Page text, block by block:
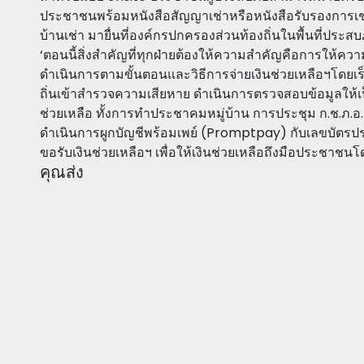
ประชาชนพร้อมหนังสือสัญญาเช่าหรือหนังสือรับรองการ
บ้านเช่า มายื่นที่องค์กรปกครองส่วนท้องถิ่นในพื้นที่ประสบ
‘ตอนนี้สิ่งสำคัญที่ทุกฝ่ายต้องให้ความสำคัญคือการให้คว
ดำเนินการตามขั้นตอนและวิธีการจ่ายเงินช่วยเหลือฯโดย
ถิ่นเข้าสำรวจความเสียหาย ดำเนินการตรวจสอบข้อมูลใ
ช่วยเหลือ ทั้งการทำประชาคมหมู่บ้าน การประชุม ก.ช.ภ.
ดำเนินการผูกบัญชีพร้อมเพย์ (Promptpay) กับเลขบัตรป
ขอรับเงินช่วยเหลือฯ เพื่อให้เงินช่วยเหลือถึงมือประชาชนโ
คุณส่ง